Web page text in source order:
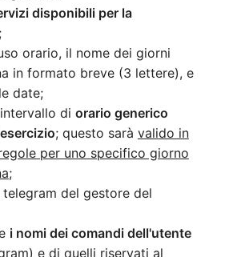
disponibili per la
orario, il nome dei giorni
in formato breve (3 lettere), e
date;
di orario generico
; questo sarà valido in
per uno specifico giorno
;
del gestore del
i nomi dei comandi dell'utente
e di quelli riservati al